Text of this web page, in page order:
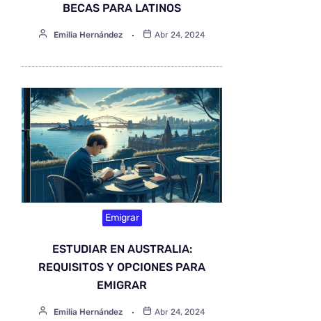
BECAS PARA LATINOS
Emilia Hernández Abr 24, 2024
Emigrar
ESTUDIAR EN AUSTRALIA:
REQUISITOS Y OPCIONES PARA
EMIGRAR
Emilia Hernández Abr 24, 2024